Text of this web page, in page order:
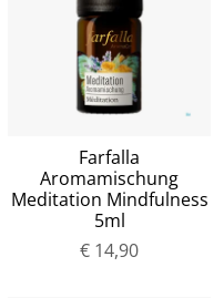
Farfalla
Aromamischung
Meditation Mindfulness
5ml
€ 14,90